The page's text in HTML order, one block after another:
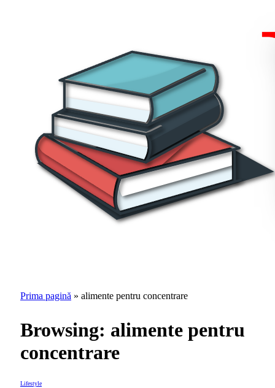
Prima pagină » alimente pentru concentrare
Browsing: alimente pentru
concentrare
Lifestyle